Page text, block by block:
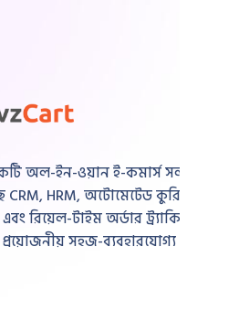
অল-ইন-ওয়ান ই-কমার্স সল্যুশন,
CRM, HRM, অটোমেটেড কুরিয়ার
রিয়েল-টাইম অর্ডার ট্র্যাকিংসহ
সহজ-ব্যবহারযোগ্য সব ফিচার।